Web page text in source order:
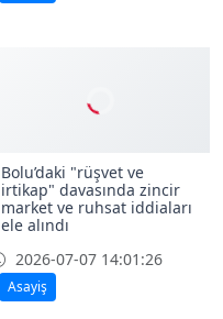
Bolu’daki "rüşvet ve
irtikap" davasında zincir
market ve ruhsat iddiaları
ele alındı
2026-07-07 14:01:26
Asayiş